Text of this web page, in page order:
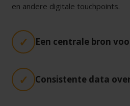
en andere digitale touchpoints.
Een centrale bron
Consistente data